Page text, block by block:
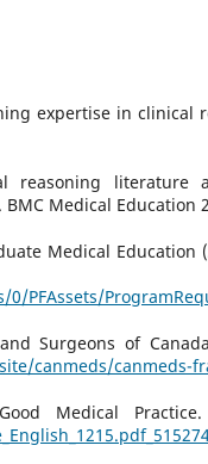
expertise in clinical
reasoning literature
Medical Education
Medical Education
PFAssets/
Surgeons of
canmeds/canmeds-
Medical Practice.